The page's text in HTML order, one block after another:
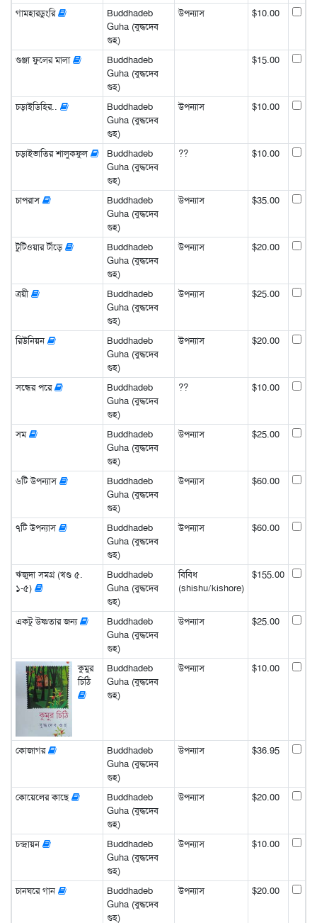
গামহারডুংরি
Buddhadeb
Guha (বুদ্ধদেব
গুহ)
উপন্যাস $10.00
গুঞ্জা ফুলের মালা
Buddhadeb
Guha (বুদ্ধদেব
গুহ)
$15.00
চড়াইডিহির..
Buddhadeb
Guha (বুদ্ধদেব
গুহ)
উপন্যাস $10.00
চড়াইভাতির শালুকফুল
Buddhadeb
Guha (বুদ্ধদেব
গুহ)
?? $10.00
চাপরাস
Buddhadeb
Guha (বুদ্ধদেব
গুহ)
উপন্যাস $35.00
টুটিওয়ার টাঁড়ে
Buddhadeb
Guha (বুদ্ধদেব
গুহ)
উপন্যাস $20.00
ত্রয়ী
Buddhadeb
Guha (বুদ্ধদেব
গুহ)
উপন্যাস $25.00
রিউনিয়ন
Buddhadeb
Guha (বুদ্ধদেব
গুহ)
উপন্যাস $20.00
সন্ধের পরে
Buddhadeb
Guha (বুদ্ধদেব
গুহ)
?? $10.00
সম
Buddhadeb
Guha (বুদ্ধদেব
গুহ)
উপন্যাস $25.00
৬টি উপন্যাস
Buddhadeb
Guha (বুদ্ধদেব
গুহ)
উপন্যাস $60.00
৭টি উপন্যাস
Buddhadeb
Guha (বুদ্ধদেব
গুহ)
উপন্যাস $60.00
ঋজুদা সমগ্র (খণ্ড ৫.
১-৫)
Buddhadeb
Guha (বুদ্ধদেব
গুহ)
বিবিধ
(shishu/kishore)
$155.00
একটু উষ্ণতার জন্য
Buddhadeb
Guha (বুদ্ধদেব
গুহ)
উপন্যাস $25.00
কুমুর
চিঠি
Buddhadeb
Guha (বুদ্ধদেব
গুহ)
উপন্যাস $10.00
কোজাগর
Buddhadeb
Guha (বুদ্ধদেব
গুহ)
উপন্যাস $36.95
কোয়েলের কাছে
Buddhadeb
Guha (বুদ্ধদেব
গুহ)
উপন্যাস $20.00
চন্দ্রায়ন
Buddhadeb
Guha (বুদ্ধদেব
গুহ)
উপন্যাস $10.00
চানঘরে গান
Buddhadeb
Guha (বুদ্ধদেব
গুহ)
উপন্যাস $20.00